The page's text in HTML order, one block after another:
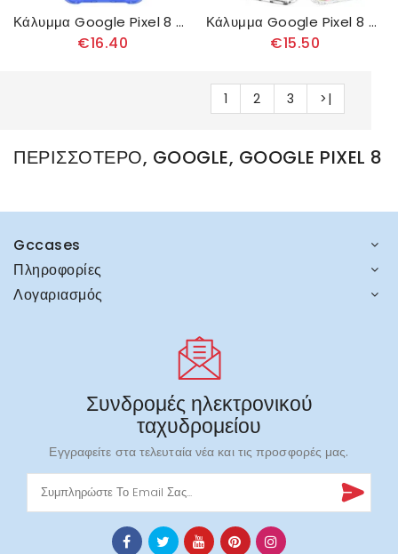
Κάλυμμα Google Pixel 8 Χρώμα Glitter
€16.40
Κάλυμμα Google Pixel 8 Ενισχυμένη Αμερικανική Σημαία Σιλικόνης
€15.50
1 2 3 >|
ΠΕΡΙΣΣΌΤΕΡΟ, GOOGLE, GOOGLE PIXEL 8
Gccases
Πληροφορίες
Λογαριασμός
Συνδρομές ηλεκτρονικού
ταχυδρομείου
Εγγραφείτε στα τελευταία νέα και τις προσφορές μας.